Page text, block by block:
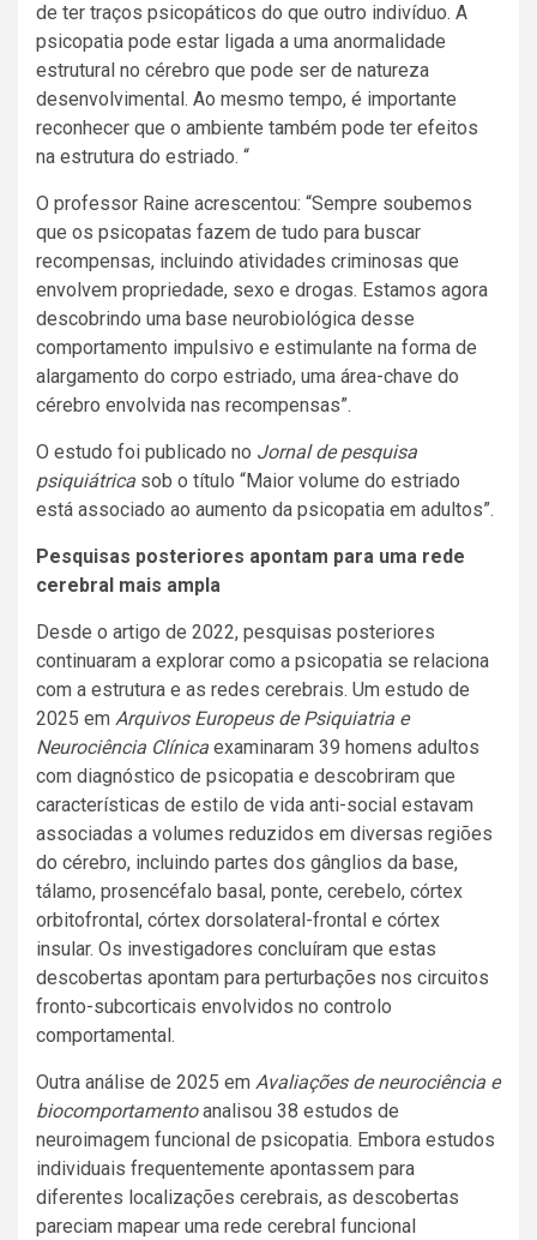
de ter traços psicopáticos do que outro indivíduo. A
psicopatia pode estar ligada a uma anormalidade
estrutural no cérebro que pode ser de natureza
desenvolvimental. Ao mesmo tempo, é importante
reconhecer que o ambiente também pode ter efeitos
na estrutura do estriado. “
O professor Raine acrescentou: “Sempre soubemos
que os psicopatas fazem de tudo para buscar
recompensas, incluindo atividades criminosas que
envolvem propriedade, sexo e drogas. Estamos agora
descobrindo uma base neurobiológica desse
comportamento impulsivo e estimulante na forma de
alargamento do corpo estriado, uma área-chave do
cérebro envolvida nas recompensas”.
O estudo foi publicado no Jornal de pesquisa
psiquiátrica sob o título “Maior volume do estriado
está associado ao aumento da psicopatia em adultos”.
Pesquisas posteriores apontam para uma rede
cerebral mais ampla
Desde o artigo de 2022, pesquisas posteriores
continuaram a explorar como a psicopatia se relaciona
com a estrutura e as redes cerebrais. Um estudo de
2025 em Arquivos Europeus de Psiquiatria e
Neurociência Clínica examinaram 39 homens adultos
com diagnóstico de psicopatia e descobriram que
características de estilo de vida anti-social estavam
associadas a volumes reduzidos em diversas regiões
do cérebro, incluindo partes dos gânglios da base,
tálamo, prosencéfalo basal, ponte, cerebelo, córtex
orbitofrontal, córtex dorsolateral-frontal e córtex
insular. Os investigadores concluíram que estas
descobertas apontam para perturbações nos circuitos
fronto-subcorticais envolvidos no controlo
comportamental.
Outra análise de 2025 em Avaliações de neurociência e
biocomportamentoanalisou 38 estudos de
neuroimagem funcional de psicopatia. Embora estudos
individuais frequentemente apontassem para
diferentes localizações cerebrais, as descobertas
pareciam mapear uma rede cerebral funcional